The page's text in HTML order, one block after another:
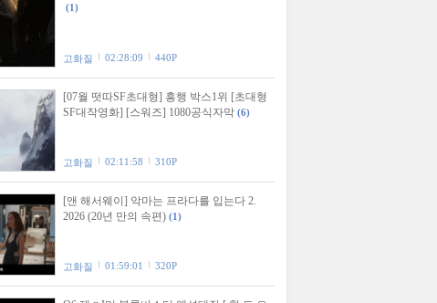
(1)
고화질 02:28:09 440P
[07월 떳따SF초대형] 흥행 박스1위 [초대형
SF대작영화] [스워즈] 1080공식자막 (6)
고화질 02:11:58 310P
[앤 해서웨이] 악마는 프라다를 입는다 2.
2026 (20년 만의 속편) (1)
고화질 01:59:01 320P